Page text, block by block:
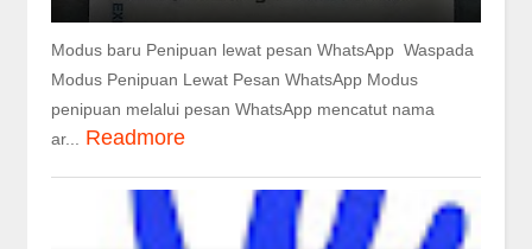
Modus baru Penipuan lewat pesan WhatsApp Waspada
Modus Penipuan Lewat Pesan WhatsApp Modus
penipuan melalui pesan WhatsApp mencatut nama
ar... Readmore